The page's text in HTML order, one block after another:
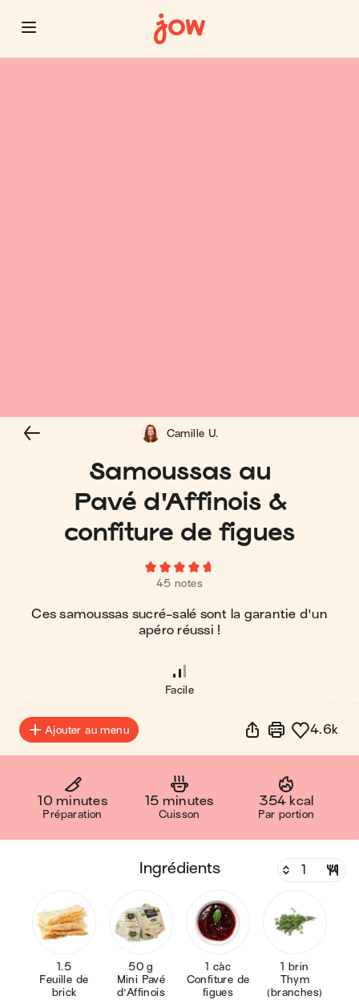
Samoussas au
Pavé d'Affinois &
confiture de figues
45 notes
Ces samoussas sucré-salé sont la garantie d'un
apéro réussi !
Camille U.
Facile
Ajouter au menu 4.6k
10 minutes
Préparation
15 minutes
Cuisson
354 kcal
Par portion
ingrédients
1.5
Feuille de
brick
50 g
Mini Pavé
d'Affinois
1 càc
Confiture de
figues
1 brin
Thym
(branches)